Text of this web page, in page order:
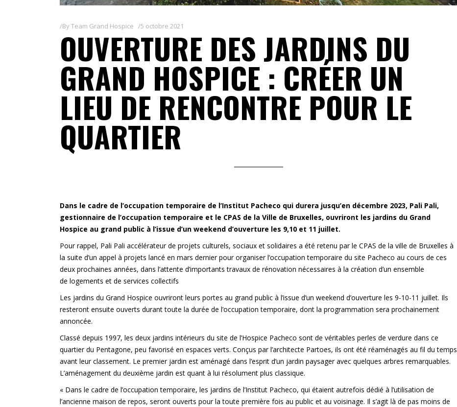
ByTeam Grand Hospice 5 octobre 2021
OUVERTURE DES JARDINS DU
GRAND HOSPICE : CRÉER UN
LIEU DE RENCONTRE POUR LE
QUARTIER
Dans le cadre de l’occupation temporaire de l’Institut Pacheco qui durera jusqu’en décembre 2023, Pali Pali,
gestionnaire de l’occupation temporaire et le CPAS de la Ville de Bruxelles, ouvriront les jardins du Grand
Hospice au grand public à l’issue d’un weekend d’ouverture les 9,10 et 11 juillet.
Pour rappel, Pali Pali accélérateur de projets culturels, sociaux et solidaires a été retenu par le CPAS de la ville de Bruxelles à
la suite d’un appel à projets lancé en mars dernier pour organiser l’occupation temporaire du site Pacheco au cours de ces
deux prochaines années, dans l’attente d’importants travaux de rénovation nécessaires à la création d’un ensemble
de logements et de services collectifs
Les jardins du Grand Hospice ouvriront leurs portes au grand public à l’issue d’un weekend d’ouverture les 9-10-11 juillet. Ils
resteront ensuite ouverts durant toute la durée de l’occupation temporaire, dont la programmation sera prochainement
annoncée.
Classé depuis 1997, les deux jardins intérieurs du site de l’Hospice Pacheco sont de véritables perles de verdure dans ce
quartier du Pentagone, peu favorisé en espaces verts. Conçus par l’architecte Partoes, ils ont été réaménagés au fil du temps
avant leur classement. Le premier jardin est aménagé dans l’esprit d’un jardin paysager avec quelques arbres remarquables.
L’aménagement du deuxième jardin est quant à lui résolument plus classique.
« Dans le cadre de l’occupation temporaire, les jardins de l’Institut Pacheco, qui étaient autrefois dédié à l’utilisation de
l’ancienne maison de repos, seront ouverts pour la toute première fois au public et au voisinage. Il s’agit là de pas moins de